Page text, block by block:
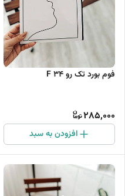
فوم بورد تک رو F 34
285,000
افزودن به سبد